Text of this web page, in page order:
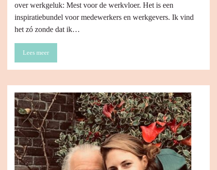
over werkgeluk: Mest voor de werkvloer. Het is een
inspiratiebundel voor medewerkers en werkgevers. Ik vind
het zó zonde dat ik…
Lees meer